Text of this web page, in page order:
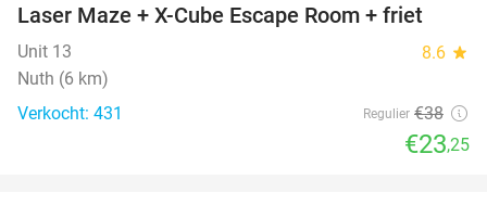
39%
Laser Maze + X-Cube Escape Room + friet
Unit 13 8.6 star
Nuth (6 km)
Verkocht: 431
Regulier €38
€23,25